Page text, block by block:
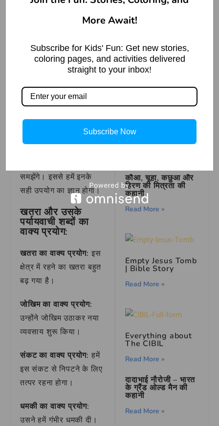
शब्दों के अर्थ उपयोग की
दृष्टि से भिन्न हो सकते हैं।
खतरा के प्रमुख
पर्यायवाची शब्द –
संकट
धमकी
अब हम खतरा और उसके
समझेंगे। इससे हमें इनके
सही उपयोग का ज्ञान होगा।
खतरा और उसके
पर्यायवाची शब्दों का
वाक्य प्रयोग:
खतरा का वाक्य प्रयोग: इस
क्षेत्र में रहने का खतरा बहुत
बढ़ गया है।
जोखिम का वाक्य प्रयोग:
उन्होंने जोखिम उठाकर नया
व्यवसाय शुरू किया।
संकट का वाक्य प्रयोग: हमें
इस संकट से निपटने के लिए
तत्पर रहना होगा।
धमकी का वाक्य प्रयोग:
उसने हमें गंभीर धमकी दी।
of Traditional
Spanish Games!
दाल रोटी चलना मुहावरे
का अर्थ | Meaning of
Dal Roti Chalna
Read More »
सिंहिका राक्षसी का वध –
हनुमान जी की वीरता
कौआ, चूहा, कछुआ और
हिरण की मित्रता की
कहानी
Read More »
Empty Jesus Tomb
| Bible Story
Read More »
Everything about
The CIBIL
Read More »
दादाभाई नौरोजी – भारत
के ग्रैंड ओल्ड मैन की
कहानी
Read More »
More Await!
Subscribe for Kids' Fun: Get new stories,
coloring pages, and activities delivered
straight to your inbox!
Subscribe Now